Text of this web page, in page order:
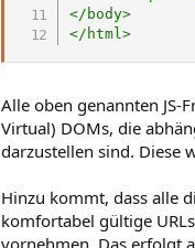
</ body>
</ html>
Alle oben genannten
Virtual) DOMs, die
darzustellen sind. Diese
Hinzu kommt, dass alle
komfortabel gültige
vornehmen. Das erfolgt